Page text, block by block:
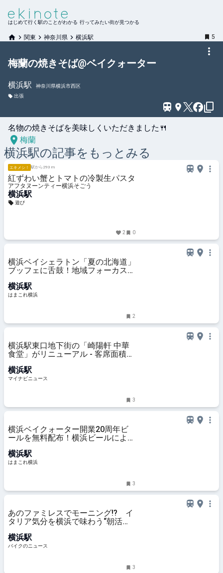
はじめて行く駅のことがわかる 行ってみたい街が見つかる
関東 神奈川県 横浜駅 5
梅蘭の焼きそば@ベイクォーター
横浜駅
神奈川県横浜市西区
出張
名物の焼きそばを美味しくいただきました🍴
梅蘭
横浜駅の記事をもっとみる
エキメシ！ 駅から293 m
紅ずわい蟹とトマトの冷製生パスタ
アフタヌーンティー横浜そごう
横浜駅
遊び
2 0
横浜ベイシェラトン「夏の北海道」
ブッフェに舌鼓！地域フォーカスで
ープ | はまこれ横浜
横浜駅
はまこれ横浜
2
横浜駅東口地下街の「崎陽軒 中華
食堂」がリニューアル - 客席面積を
定食」も
横浜駅
マイナビニュース
3
横浜ベイクォーター開業20周年ビ
ールを無料配布！横浜ビールによる
はまこれ横浜
横浜駅
はまこれ横浜
3
あのファミレスでモーニング!? イ
タリア気分を横浜で味わう“朝活ラ
横浜駅
バイクのニュース
3